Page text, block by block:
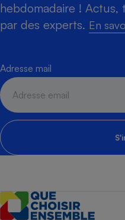
hebdomadaire ! Actus,
par des experts. En
Adresse mail